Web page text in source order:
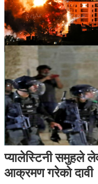
प्यालेस्टिनी समुहले
आक्रमण गरेको दावी